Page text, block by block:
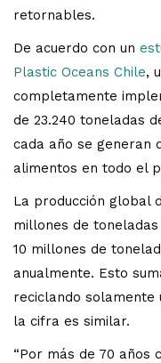
retornables.
De acuerdo con un
Plastic Oceans Chile,
completamente
de 23.240 toneladas
cada año se generan
alimentos en todo el
La producción global
millones de
10 millones de
anualmente. Esto
reciclando solamente
la cifra es similar.
“Por más de 70 años